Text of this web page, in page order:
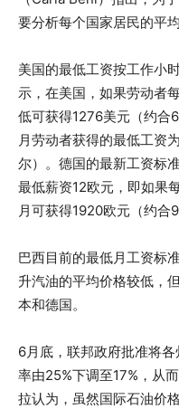
要分析每个国家居民的平
美国的最低工资按工作小
示，在美国，如果劳动者
低可获得1276美元（约合
月劳动者获得的最低工资
尔）。德国的最新工资标
最低薪资12欧元，即如果
月可获得1920欧元（约合
巴西目前的最低月工资标
升汽油的平均价格较低，
本和德国。
6月底，联邦政府批准将
率由25%下调至17%，从
拉认为，虽然国际石油价